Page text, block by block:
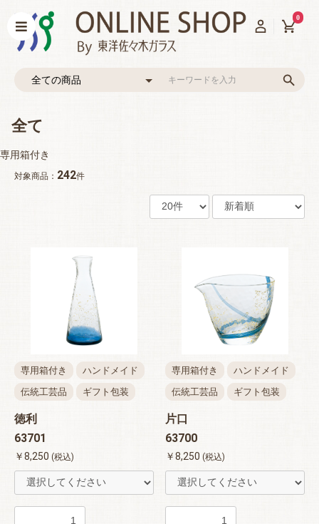
0
全て
専用箱付き
対象商品： 242件
専用箱付き
ハンドメイド
伝統工芸品
ギフト包装
徳利
63701
￥8,250 (税込)
専用箱付き
ハンドメイド
伝統工芸品
ギフト包装
片口
63700
￥8,250 (税込)